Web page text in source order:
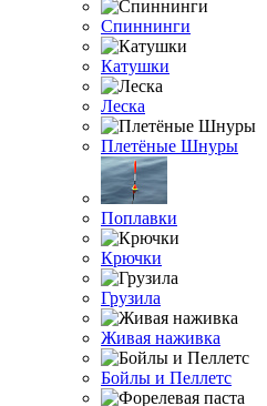
Спиннинги
Катушки
Леска
Плетёные Шнуры
Поплавки
Крючки
Грузила
Живая наживка
Бойлы и Пеллетс